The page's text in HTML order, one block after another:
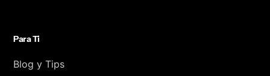
Para Ti
Blog y Tips